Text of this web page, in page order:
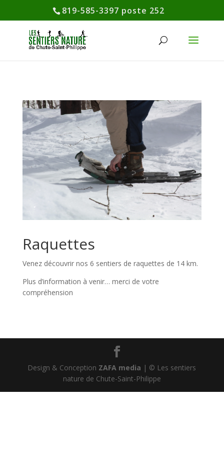
819-585-3397 poste 252
Raquettes
Venez découvrir nos 6 sentiers de raquettes de 14 km.
Plus d’information à venir… merci de votre
compréhension
Design & Conception ZAFA media | © Les sentiers
nature de Chute-Saint-Philippe